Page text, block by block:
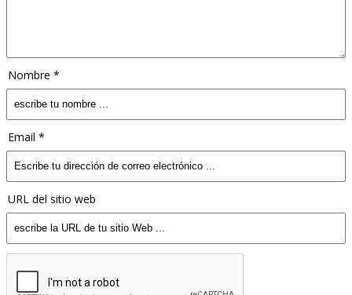
Nombre *
Email *
URL del sitio web